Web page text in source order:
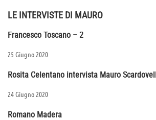
LE INTERVISTE DI MAURO
Francesco Toscano – 2
25 Giugno 2020
Rosita Celentano intervista Mauro
24 Giugno 2020
Romano Madera